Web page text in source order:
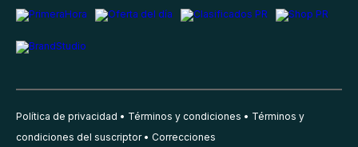
Política de privacidad Términos y condiciones
Términos y
condiciones del suscriptor
Correcciones